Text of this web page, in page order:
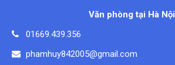
Văn phòng tại Hà Nội
01669.439.356
phamhuy842005@gmail.com